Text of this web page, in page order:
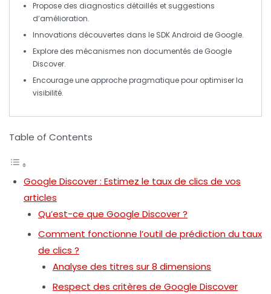
Propose des diagnostics détaillés et suggestions
d’amélioration.
Innovations découvertes dans le SDK Android de Google.
Explore des mécanismes non documentés de Google
Discover.
Encourage une approchepragmatiquepour optimiser la
visibilité.
Table of Contents
Google Discover : Estimez le taux de clics de vos
articles
Qu’est-ce que Google Discover ?
Comment fonctionne l’outil de prédiction du taux
de clics ?
Analyse des titres sur 8 dimensions
Respect des critères de Google Discover